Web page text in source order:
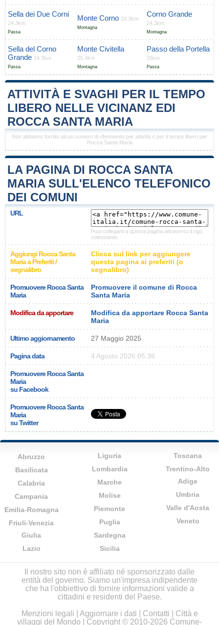
Sella dei Due Corni
24.3km
Passa
Monte Corno 24.3km
Montagna
Corno Grande
24.3km
Montagna
Sella del Corno
Grande 24.3km
Passa
Monte Civitella
25.4km
Montagna
Passo della Portella
26km
Passa
ATTIVITÀ E SVAGHI PER IL TEMPO
LIBERO NELLE VICINANZ EDI
ROCCA SANTA MARIA
Non abbiamo fornito alcun numero di riferimento per attività o per il tempo libero per
Rocca Santa Maria
LA PAGINA DI ROCCA SANTA
MARIA SULL'ELENCO TELEFONICO
DEI COMUNI
URL
Puoi collegarti a questa pagina attraverso il rigo
sottostante.
Aggiungi Rocca Santa
Maria a Preferiti /
segnalibro
Clicca sul link per aggiungere
questa pagina ai preferiti (o
segnalibro)
Promuovere Rocca Santa
Maria
Promuovere il comune di Rocca
Santa Maria
Modifica da apportare
Modifica da apportare Rocca Santa
Maria
Ultimo aggiornamento 27 Maggio 2025
Pagina data 4 Agosto 2026 05:36
Promuovere Rocca Santa
Maria
su Facebook
Promuovere Rocca Santa
Maria
su Twitter
Abruzzo
Basilicata
Calabria
Campania
Emilia-Romagna
Friuli-Venezia
Giulia
Lazio
Liguria
Lombardia
Marche
Molise
Piemonte
Puglia
Sardegna
Sicilia
Toscana
Trentino-Alto
Adige
Umbria
Valle d'Aosta
Veneto
Il nostro sito non è affiliato né sponsorizzato dalle
entità del governo. Siamo un'impresa indipendente
che ha l'obbiettivo di fornire informazioni valide a
cittadini e residenti del Paese.
Menzioni legali
Aggiornare i dati Contatti
Città e
villaggi del Mondo | Copyright © 2010-2026 Comune-